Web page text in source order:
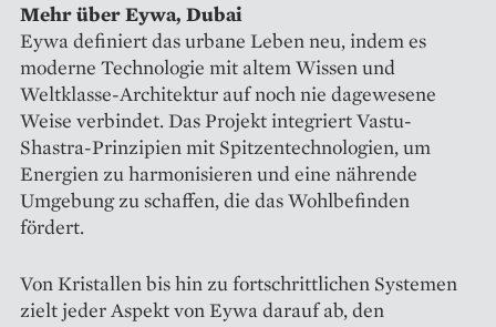
Mehr über Eywa, Dubai
Eywa definiert das urbane Leben neu, indem es
moderne Technologie mit altem Wissen und
Weltklasse-Architektur auf noch nie dagewesene
Weise verbindet. Das Projekt integriert Vastu-
Shastra-Prinzipien mit Spitzentechnologien, um
Energien zu harmonisieren und eine nährende
Umgebung zu schaffen, die das Wohlbefinden
fördert.
Von Kristallen bis hin zu fortschrittlichen Systemen
zielt jeder Aspekt von Eywa darauf ab, den